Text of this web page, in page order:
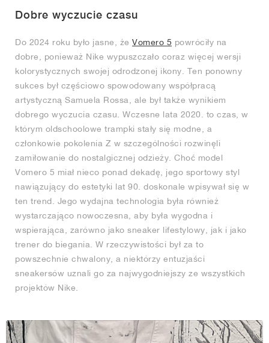
Dobre wyczucie czasu
Do 2024 roku było jasne, że Vomero 5 powróciły na
dobre, ponieważ Nike wypuszczało coraz więcej wersji
kolorystycznych swojej odrodzonej ikony. Ten ponowny
sukces był częściowo spowodowany współpracą
artystyczną Samuela Rossa, ale był także wynikiem
dobrego wyczucia czasu. Wczesne lata 2020. to czas, w
którym oldschoolowe trampki stały się modne, a
członkowie pokolenia Z w szczególności rozwinęli
zamiłowanie do nostalgicznej odzieży. Choć model
Vomero 5 miał nieco ponad dekadę, jego sportowy styl
nawiązujący do estetyki lat 90. doskonale wpisywał się w
ten trend. Jego wydajna technologia była również
wystarczająco nowoczesna, aby była wygodna i
wspierająca, zarówno jako sneaker lifestylowy, jak i jako
trener do biegania. W rzeczywistości był za to
powszechnie chwalony, a niektórzy entuzjaści
sneakersów uznali go za najwygodniejszy ze wszystkich
projektów Nike.